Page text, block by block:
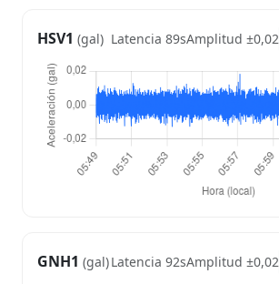
HSV1 (gal) Latencia 89sAmplitud ±0,02
GNH1 (gal)Latencia 92sAmplitud ±0,02